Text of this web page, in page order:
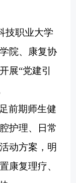
技职业大学
院、康复协
展“党建引
前期师生健
护理、日常
动方案，明
康复理疗、